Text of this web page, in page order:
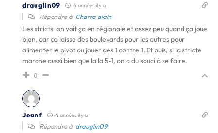
drauglin09 4 années il y a
Répondre à Charra alain
Les stricts, on voit ça en régionale et assez peu quand ça joue
bien, car ça laisse des boulevards pour les autres pour
alimenter le pivot ou jouer des 1 contre 1. Et puis, si la stricte
marche aussi bien que la la 5-1, on a du souci à se faire.
0
Jeanf 4 années il y a
Répondre à drauglin09